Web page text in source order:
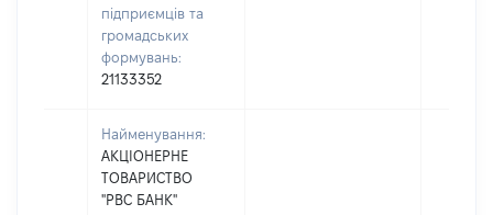
підприємців та
громадських
формувань:
21133352
Найменування:
АКЦІОНЕРНЕ
ТОВАРИСТВО
"РВС БАНК"